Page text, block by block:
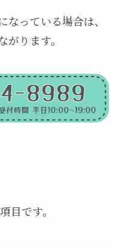
なっている場合は、
ります。
目です。